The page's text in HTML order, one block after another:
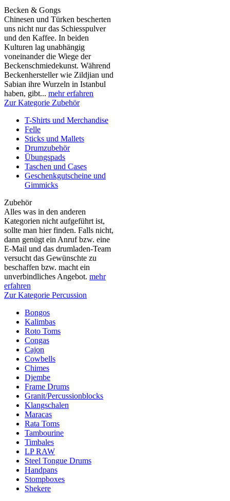
Becken & Gongs
Chinesen und Türken bescherten
uns nicht nur das Schiesspulver
und den Kaffee. In beiden
Kulturen lag unabhängig
voneinander die Wiege der
Beckenschmiedekunst. Während
Beckenhersteller wie Zildjian und
Sabian ihre Wurzeln in Istanbul
haben, gibt... mehr erfahren
Zur Kategorie Zubehör
T-Shirts und Merchandise
Felle
Sticks und Mallets
Drumzubehör
Übungspads
Taschen und Cases
Geschenkgutscheine und
Gimmicks
Zubehör
Alles was in den anderen
Kategorien nicht aufgeführt ist,
sollte man hier finden. Falls nicht,
dann genügt ein Anruf bzw. eine
E-Mail und das drumladen-Team
versucht das Gewünschte zu
beschaffen bzw. macht ein
unverbindliches Angebot. mehr
erfahren
Zur Kategorie Percussion
Bongos
Kalimbas
Roto Toms
Congas
Cajon
Cowbells
Chimes
Djembe
Frame Drums
Granit/Percussionblocks
Klangschalen
Maracas
Rata Toms
Tambourine
Timbales
LP RAW
Steel Tongue Drums
Handpans
Stompboxes
Shekere